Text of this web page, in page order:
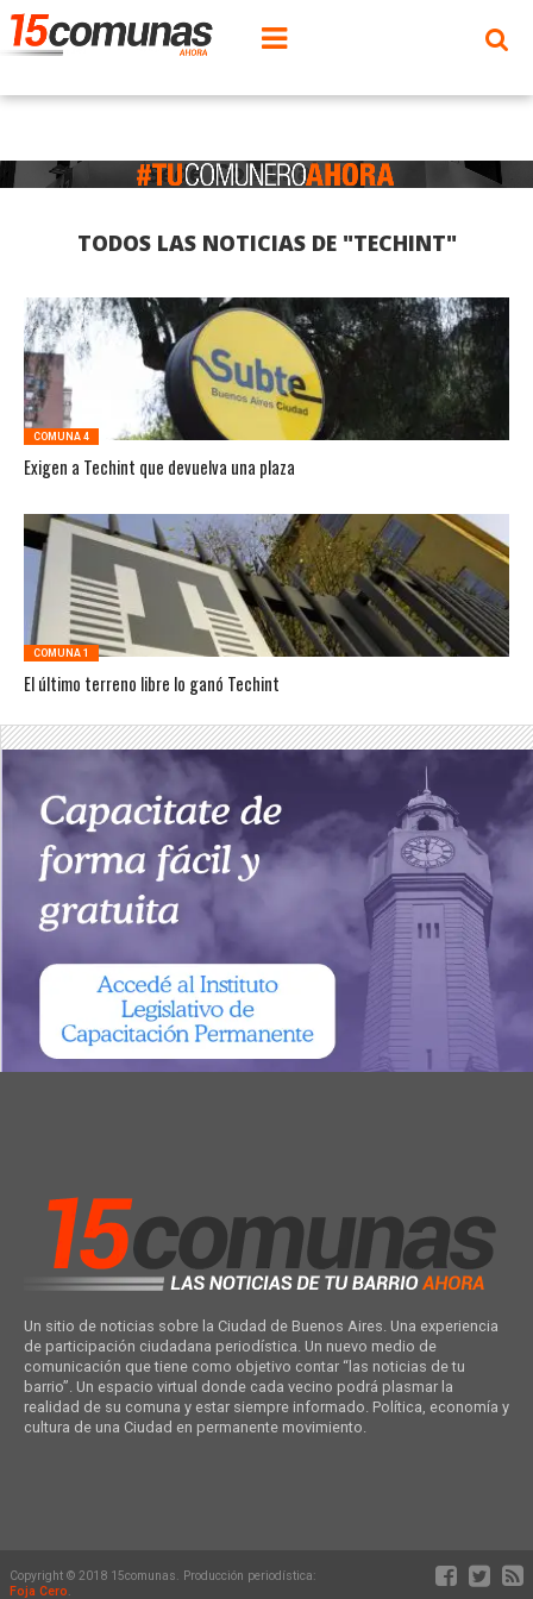
TODOS LAS NOTICIAS DE "TECHINT"
COMUNA 4
Exigen a Techint que devuelva una plaza
COMUNA 1
El último terreno libre lo ganó Techint
Un sitio de noticias sobre la Ciudad de Buenos Aires. Una experiencia
de participación ciudadana periodística. Un nuevo medio de
comunicación que tiene como objetivo contar “las noticias de tu
barrio”. Un espacio virtual donde cada vecino podrá plasmar la
realidad de su comuna y estar siempre informado. Política, economía y
cultura de una Ciudad en permanente movimiento.
Copyright © 2018 15comunas. Producción periodística:
Foja Cero